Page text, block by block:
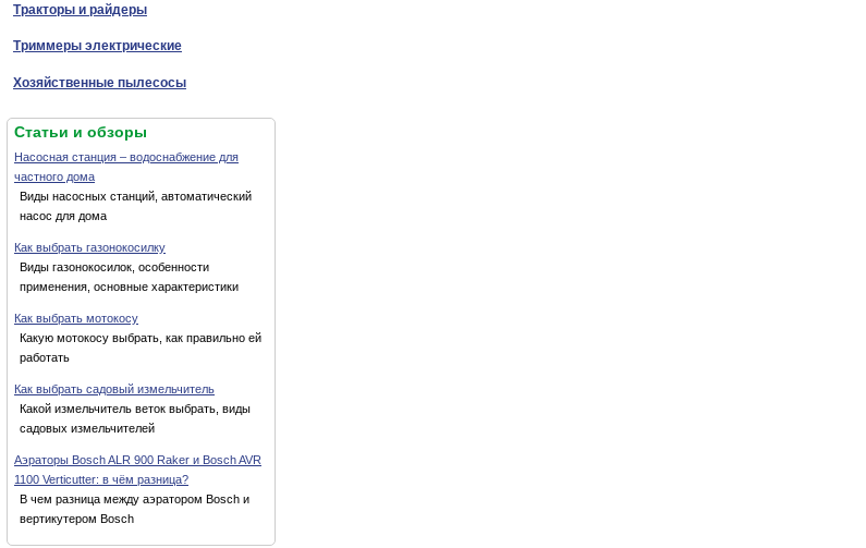
Тракторы и райдеры
Триммеры электрические
Хозяйственные пылесосы
Статьи и обзоры
Насосная станция – водоснабжение для
частного дома
Виды насосных станций, автоматический
насос для дома
Как выбрать газонокосилку
Виды газонокосилок, особенности
применения, основные характеристики
Как выбрать мотокосу
Какую мотокосу выбрать, как правильно ей
работать
Как выбрать садовый измельчитель
Какой измельчитель веток выбрать, виды
садовых измельчителей
Аэраторы Bosch ALR 900 Raker и Bosch AVR
1100 Verticutter: в чём разница?
В чем разница между аэратором Bosch и
вертикутером Bosch